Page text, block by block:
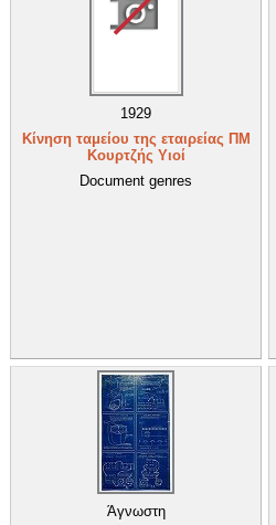
1929
Κίνηση ταμείου της εταιρείας ΠΜ
Κουρτζής Υιοί
Document genres
Άγνωστη